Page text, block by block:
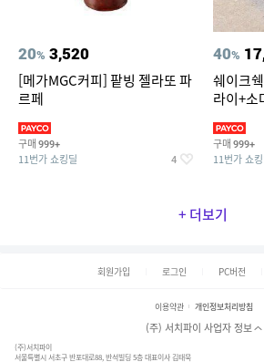
20% 3,520
[메가MGC커피] 팥빙 젤라또 파
르페
구매 999+
11번가 쇼킹딜 4
40%
쉐이크
라이+소
구매 999+
11번가 쇼
+ 더보기
회원가입 로그인 PC버전
이용약관 개인정보처리방침
(주) 서치파이 사업자 정보
(주)서치파이
서울특별시 서초구 반포대로88, 반석빌딩 5층 대표이사 김태묵